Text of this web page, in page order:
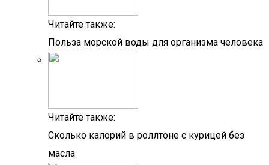
Читайте также:
Польза морской воды для организма человека
Читайте также:
Сколько калорий в роллтоне с курицей без
масла